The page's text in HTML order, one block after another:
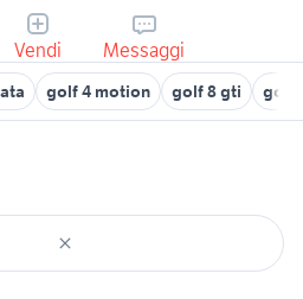
Vendi Messaggi
golf 4 motion golf 8 gti golf